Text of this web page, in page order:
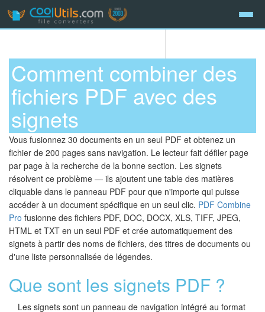
Comment combiner des
fichiers PDF avec des
signets
Vous fusionnez 30 documents en un seul PDF et obtenez un
fichier de 200 pages sans navigation. Le lecteur fait défiler page
par page à la recherche de la bonne section. Les signets
résolvent ce problème — ils ajoutent une table des matières
cliquable dans le panneau PDF pour que n'importe qui puisse
accéder à un document spécifique en un seul clic. PDF Combine
Pro fusionne des fichiers PDF, DOC, DOCX, XLS, TIFF, JPEG,
HTML et TXT en un seul PDF et crée automatiquement des
signets à partir des noms de fichiers, des titres de documents ou
d'une liste personnalisée de légendes.
Que sont les signets PDF ?
Les signets sont un panneau de navigation intégré au format